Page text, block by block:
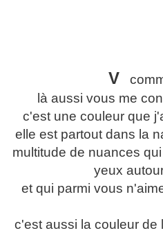
V
là aussi vous me
c'est une couleur que
elle est partout dans la
multitude de nuances
yeux
et qui parmi vous
c'est aussi la couleur de